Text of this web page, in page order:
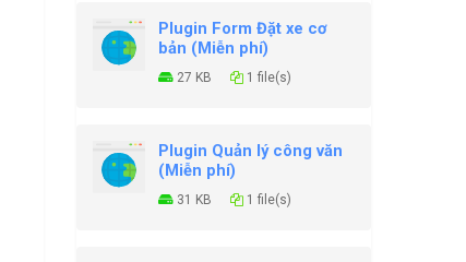
Plugin Form Đặt xe cơ
bản (Miễn phí)
27 KB 1 file(s)
Plugin Quản lý công văn
(Miễn phí)
31 KB 1 file(s)